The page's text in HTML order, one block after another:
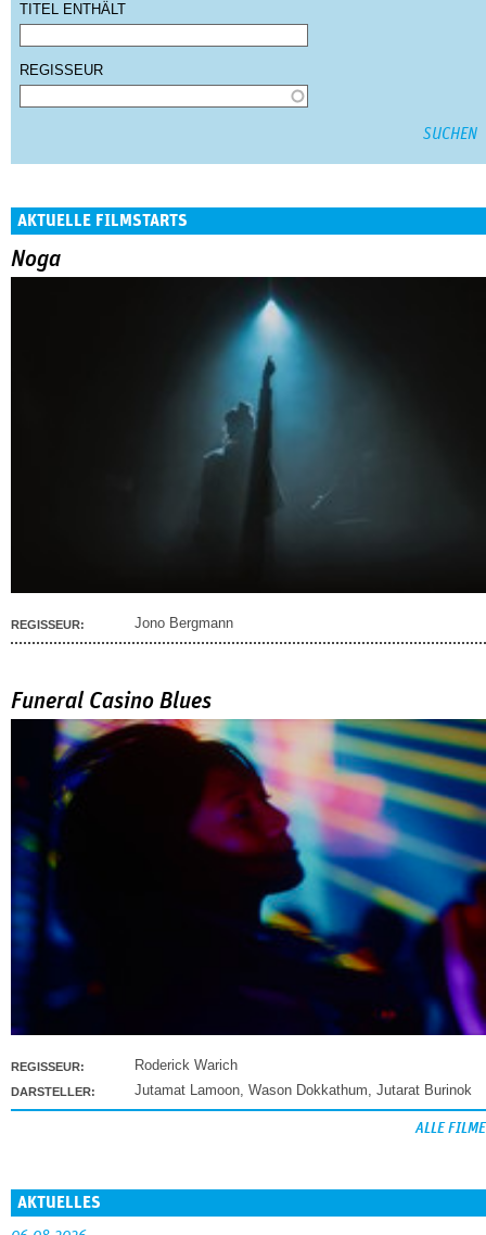
TITEL ENTHÄLT
REGISSEUR
AKTUELLE FILMSTARTS
Noga
REGISSEUR: Jono Bergmann
Funeral Casino Blues
REGISSEUR: Roderick Warich
DARSTELLER: Jutamat Lamoon, Wason Dokkathum, Jutarat Burinok
ALLE FILME
AKTUELLES